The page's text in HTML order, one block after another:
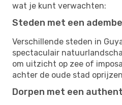
wat je kunt verwachten:
Steden met een
Verschillende steden in
spectaculair
om uitzicht op zee of
achter de oude stad
Dorpen met een